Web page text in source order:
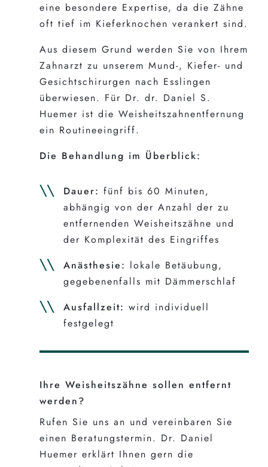
eine besondere Expertise, da die Zähne
oft tief im Kieferknochen verankert sind.
Aus diesem Grund werden Sie von Ihrem
Zahnarzt zu unserem Mund-, Kiefer- und
Gesichtschirurgen nach Esslingen
überwiesen. Für Dr. dr. Daniel S.
Huemer ist die Weisheitszahnentfernung
ein Routineeingriff.
Die Behandlung im Überblick:
Dauer: fünf bis 60 Minuten,
abhängig von der Anzahl der zu
entfernenden Weisheitszähne und
der Komplexität des Eingriffes
Anästhesie: lokale Betäubung,
gegebenenfalls mit Dämmerschlaf
Ausfallzeit: wird individuell
festgelegt
Ihre Weisheitszähne sollen entfernt
werden?
Rufen Sie uns an und vereinbaren Sie
einen Beratungstermin. Dr. Daniel
Huemer erklärt Ihnen gern die